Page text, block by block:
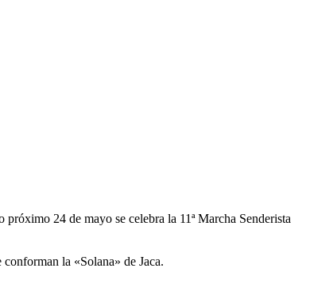
24 de mayo se celebra la 11ª Marcha Senderista
la «Solana» de Jaca.